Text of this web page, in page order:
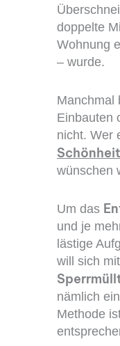
doppelte
Wohnung
– wurde.
Manchmal
Einbauten
nicht. Wer
wünschen
Um das
und je
lästige
will sich
nämlich
Methode